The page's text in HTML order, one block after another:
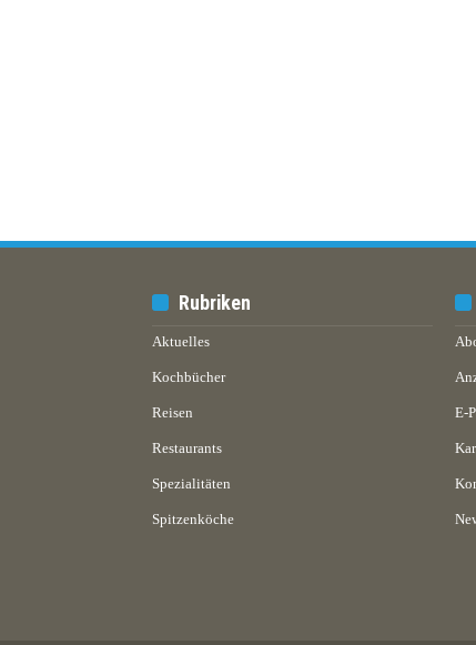
Rubriken
Aktuelles
Kochbücher
Reisen
Restaurants
Spezialitäten
Spitzenköche
E-